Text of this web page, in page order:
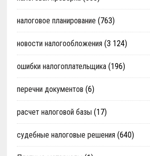
налоговое планирование (763)
новости налогообложения (3 124)
ошибки налогоплательщика(196)
перечни документов (6)
расчет налоговой базы (17)
судебные налоговые решения (640)